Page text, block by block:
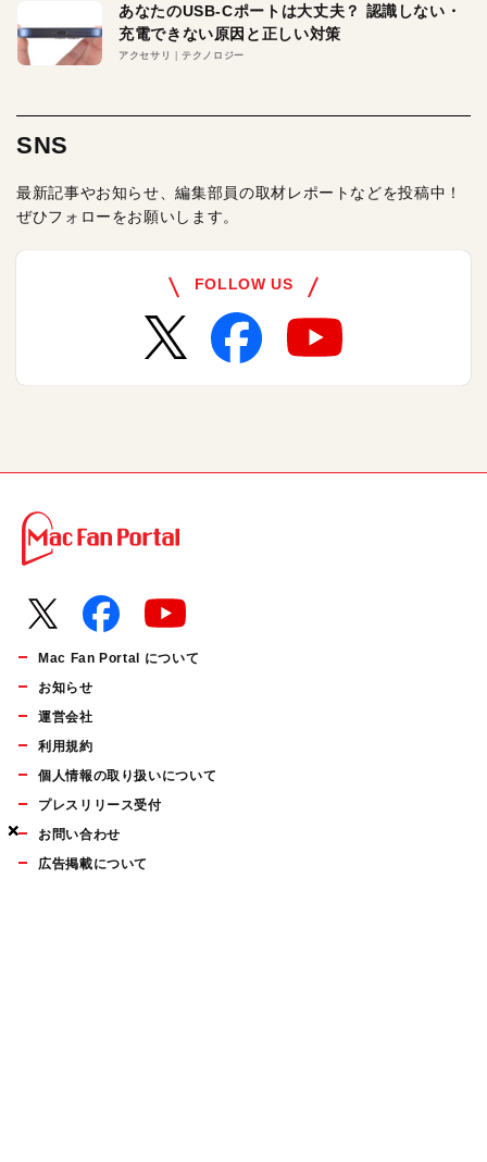
×
×
×
あなたのUSB-Cポートは大丈夫？ 認識しない・
充電できない原因と正しい対策
アクセサリ テクノロジー
SNS
最新記事やお知らせ、編集部員の取材レポートなどを投稿中！
ぜひフォローをお願いします。
FOLLOW US
Mac Fan Portal について
お知らせ
運営会社
利用規約
個人情報の取り扱いについて
プレスリリース受付
お問い合わせ
広告掲載について